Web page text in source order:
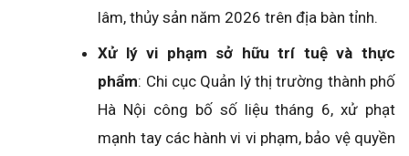
lâm, thủy sản năm 2026 trên địa bàn tỉnh.
Xử lý vi phạm sở hữu trí tuệ và thực
phẩm: Chi cục Quản lý thị trường thành phố
Hà Nội công bố số liệu tháng 6, xử phạt
mạnh tay các hành vi vi phạm, bảo vệ quyền